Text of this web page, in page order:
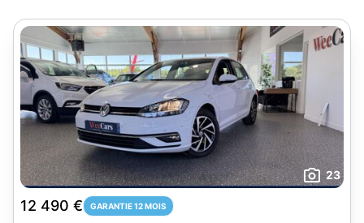
23
12 490 € GARANTIE 12 MOIS